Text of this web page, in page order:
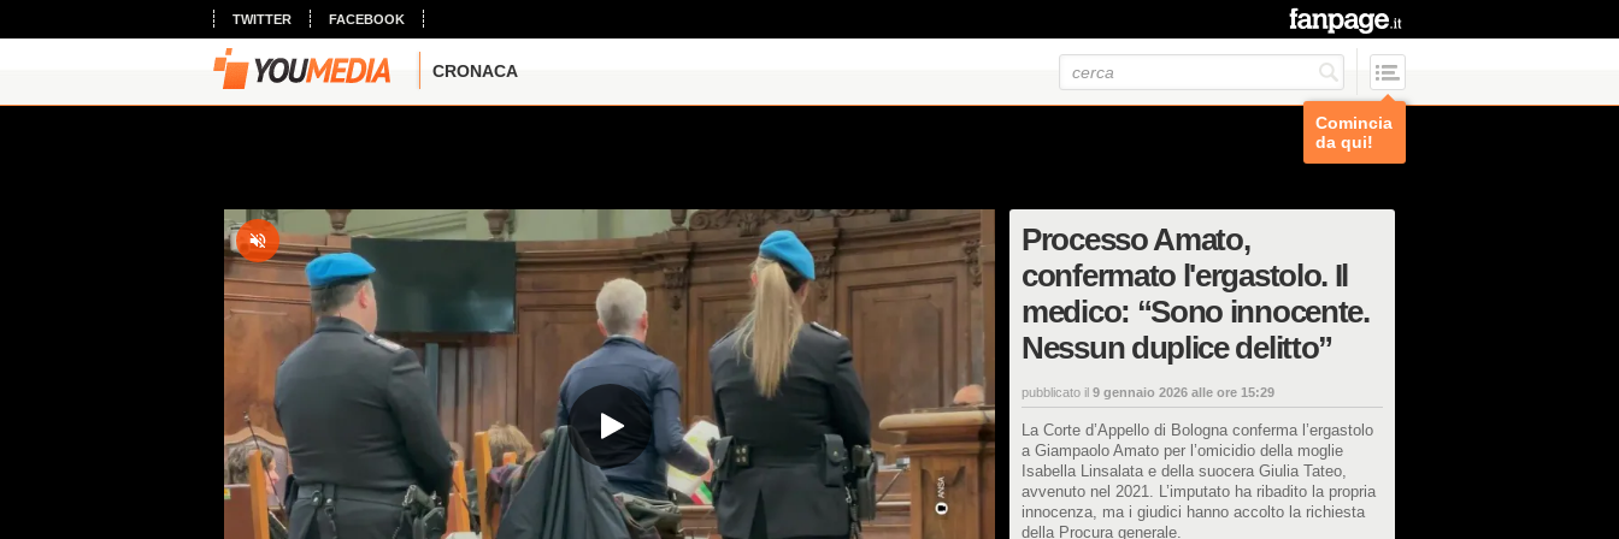
TWITTER FACEBOOK
CRONACA
Comincia
da qui!
Processo Amato,
confermato l'ergastolo. Il
medico: “Sono innocente.
Nessun duplice delitto”
pubblicato il 9 gennaio 2026 alle ore 15:29
La Corte d’Appello di Bologna conferma l’ergastolo
a Giampaolo Amato per l’omicidio della moglie
Isabella Linsalata e della suocera Giulia Tateo,
avvenuto nel 2021. L’imputato ha ribadito la propria
innocenza, ma i giudici hanno accolto la richiesta
della Procura generale.